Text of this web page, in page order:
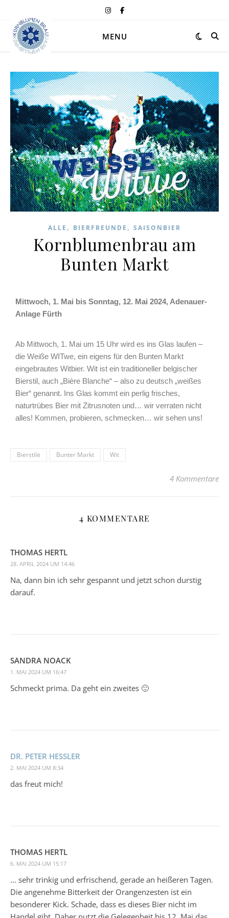
MENU
ALLE , BIERFREUNDE , SAISONBIER
Kornblumenbrau am
Bunten Markt
Mittwoch, 1. Mai bis Sonntag, 12. Mai 2024, Adenauer-
Anlage Fürth
Ab Mittwoch, 1. Mai um 15 Uhr wird es ins Glas laufen –
die Weiße WITwe, ein eigens für den Bunten Markt
eingebrautes Witbier. Wit ist ein traditioneller belgischer
Bierstil, auch „Bière Blanche“ – also zu deutsch „weißes
Bier“ genannt. Ins Glas kommt ein perlig frisches,
naturtrübes Bier mit Zitrusnoten und… wir verraten nicht
alles! Kommen, probieren, schmecken… wir sehen uns!
Bierstile Bunter Markt Wit
4 Kommentare
4 KOMMENTARE
THOMAS HERTL
28. APRIL 2024 UM 14:46
Na, dann bin ich sehr gespannt und jetzt schon durstig
darauf.
SANDRA NOACK
1. MAI 2024 UM 16:47
Schmeckt prima. Da geht ein zweites 🙂
DR. PETER HESSLER
2. MAI 2024 UM 8:34
das freut mich!
THOMAS HERTL
6. MAI 2024 UM 15:17
… sehr trinkig und erfrischend, gerade an heißeren Tagen.
Die angenehme Bitterkeit der Orangenzesten ist ein
besonderer Kick. Schade, dass es dieses Bier nicht im